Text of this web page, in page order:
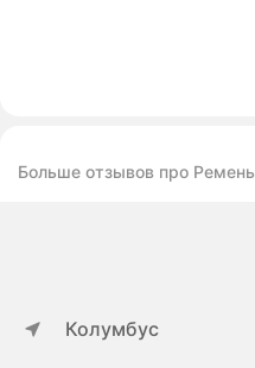
Больше отзывов про
Колумбус